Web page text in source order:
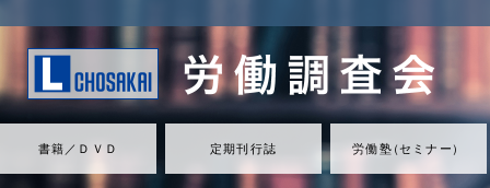
書籍／ＤＶＤ 定期刊行誌 労働塾（セミナ ー ）